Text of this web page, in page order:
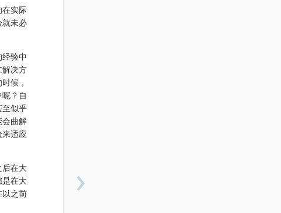
›
在实际
就未必
验中
解决方
候，
？自
至似乎
会曲解
来适应
后在大
是在大
以之前